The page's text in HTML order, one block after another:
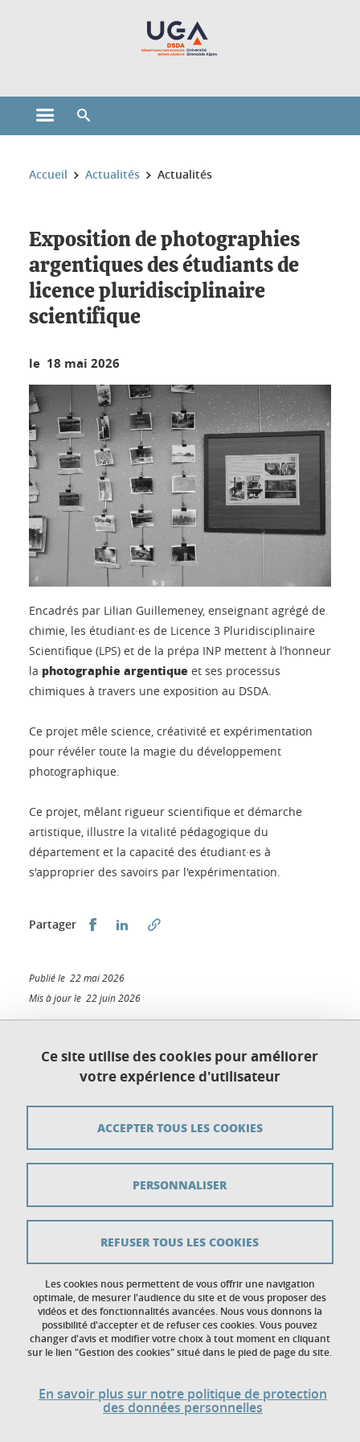
Ouvrir le menu principal
Vous êtes ici :
Accueil Actualités Actualités
Exposition de photographies
argentiques des étudiants de
licence pluridisciplinaire
scientifique
le 18 mai 2026
Encadrés par Lilian Guillemeney, enseignant agrégé de
chimie, les étudiant·es de Licence 3 Pluridisciplinaire
Scientifique (LPS) et de la prépa INP mettent à l’honneur
la photographie argentique et ses processus
chimiques à travers une exposition au DSDA.
Ce projet mêle science, créativité et expérimentation
pour révéler toute la magie du développement
photographique.
Ce projet, mêlant rigueur scientifique et démarche
artistique, illustre la vitalité pédagogique du
département et la capacité des étudiant·es à
s'approprier des savoirs par l'expérimentation.
Partager Partager sur Facebook
Partager sur LinkedIn
Publié le 22 mai 2026
Mis à jour le 22 juin 2026
Mentions légales
Données personnelles
Gestion des cookies
Accessibilité : non conforme
Politique des cookies
Contact
Ce site utilise des cookies pour améliorer
votre expérience d'utilisateur
Les cookies nous permettent de vous offrir une navigation
optimale, de mesurer l'audience du site et de vous proposer des
vidéos et des fonctionnalités avancées. Nous vous donnons la
possibilité d'accepter et de refuser ces cookies. Vous pouvez
changer d'avis et modifier votre choix à tout moment en cliquant
sur le lien "Gestion des cookies" situé dans le pied de page du site.
En savoir plus sur notre politique de protection
des données personnelles
ACCEPTER TOUS LES COOKIES
REFUSER TOUS LES COOKIES
PERSONNALISER